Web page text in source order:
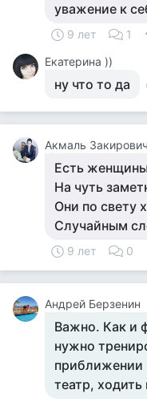
уважение к
9 лет 1
Екатерина ))
ну что то да
Акмаль Закирович
Есть
На чуть
Они по свету
Случайным
9 лет 0
Андрей Берзенин
Важно. Как и
нужно
приближении
театр, ходить